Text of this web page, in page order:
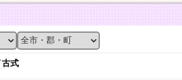
古式